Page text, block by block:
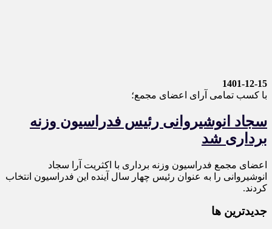
1401-12-15
با کسب تمامی آرای اعضای مجمع؛
سجاد انوشیروانی رئیس فدراسیون وزنه
برداری شد
اعضای مجمع فدراسیون وزنه برداری با اکثریت آرا سجاد
انوشیروانی را به عنوان رئیس چهار سال آینده این فدراسیون انتخاب
کردند.
جديدترين ها